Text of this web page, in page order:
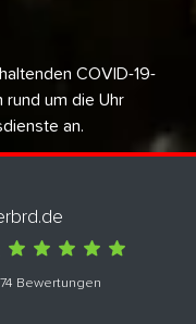
COVID-19-
rund um die Uhr
an.
Bewertungen